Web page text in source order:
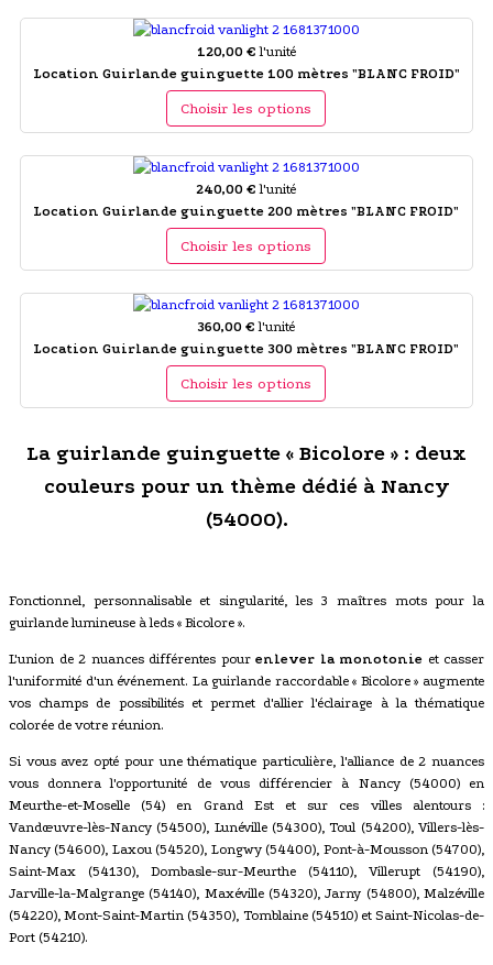
120,00 € l'unité
Location Guirlande guinguette 100 mètres "BLANC FROID"
Choisir les options
240,00 € l'unité
Location Guirlande guinguette 200 mètres "BLANC FROID"
Choisir les options
360,00 € l'unité
Location Guirlande guinguette 300 mètres "BLANC FROID"
Choisir les options
La guirlande guinguette « Bicolore » : deux
couleurs pour un thème dédié à Nancy
(54000).
Fonctionnel, personnalisable et singularité, les 3 maîtres mots pour la
guirlande lumineuse à leds « Bicolore ».
L'union de 2 nuances différentes pour enlever la monotonie et casser
l'uniformité d'un événement. La guirlande raccordable « Bicolore » augmente
vos champs de possibilités et permet d'allier l'éclairage à la thématique
colorée de votre réunion.
Si vous avez opté pour une thématique particulière, l'alliance de 2 nuances
vous donnera l'opportunité de vous différencier à Nancy (54000) en
Meurthe-et-Moselle (54) en Grand Est et sur ces villes alentours :
Vandœuvre-lès-Nancy (54500), Lunéville (54300), Toul (54200), Villers-lès-
Nancy (54600), Laxou (54520), Longwy (54400), Pont-à-Mousson (54700),
Saint-Max (54130), Dombasle-sur-Meurthe (54110), Villerupt (54190),
Jarville-la-Malgrange (54140), Maxéville (54320), Jarny (54800), Malzéville
(54220), Mont-Saint-Martin (54350), Tomblaine (54510) et Saint-Nicolas-de-
Port (54210).